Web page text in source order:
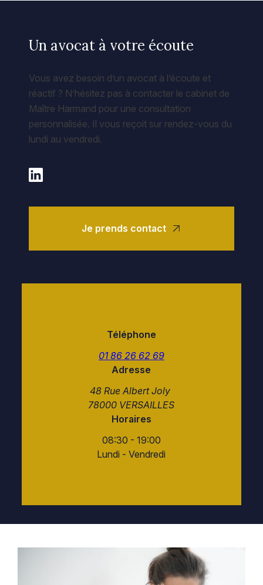
Un avocat à votre écoute
Vous avez besoin d’un avocat à l’écoute et
réactif ? N’hésitez pas à contacter le cabinet de
Maître Harmand pour une consultation
personnalisée. Il vous reçoit sur rendez-vous du
lundi au vendredi.
Je prends contact
Téléphone
01 86 26 62 69
Adresse
48 Rue Albert Joly
78000 VERSAILLES
Horaires
08:30 - 19:00
Lundi - Vendredi